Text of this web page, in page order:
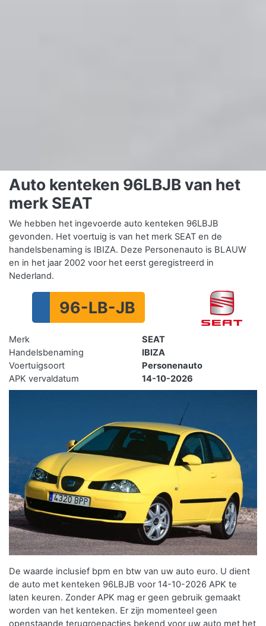
Auto kenteken 96LBJB van het
merk SEAT
We hebben het ingevoerde auto kenteken 96LBJB
gevonden. Het voertuig is van het merk SEAT en de
handelsbenaming is IBIZA. Deze Personenauto is BLAUW
en in het jaar 2002 voor het eerst geregistreerd in
Nederland.
96-LB-JB
Merk
SEAT
Handelsbenaming
IBIZA
Voertuigsoort
Personenauto
APK vervaldatum
14-10-2026
De waarde inclusief bpm en btw van uw auto euro. U dient
de auto met kenteken 96LBJB voor 14-10-2026 APK te
laten keuren. Zonder APK mag er geen gebruik gemaakt
worden van het kenteken. Er zijn momenteel geen
openstaande terugroepacties bekend voor uw auto met het